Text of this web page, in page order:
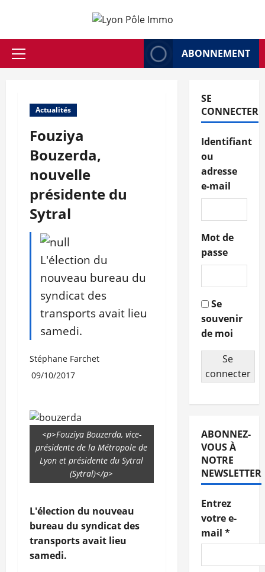
contenu
Menu
ABONNEMENT
Actualités
Fouziya
Bouzerda,
nouvelle
présidente du
Sytral
L'élection du
nouveau bureau du
syndicat des
transports avait lieu
samedi.
Stéphane Farchet
09/10/2017
<p>Fouziya Bouzerda, vice-
présidente de la Métropole de
Lyon et présidente du Sytral
(Sytral)</p>
L'élection du nouveau
bureau du syndicat des
transports avait lieu
samedi.
SE
CONNECTER
Identifiant
ou
adresse
e-mail
Mot de
passe
Se
souvenir
de moi
Se
connecter
ABONNEZ-
VOUS À
NOTRE
NEWSLETTER
Entrez
votre e-
mail *